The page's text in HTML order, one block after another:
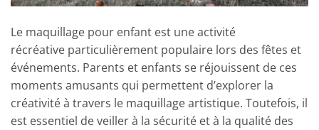
Le maquillage pour enfant est une activité
récréative particulièrement populaire lors des fêtes et
événements. Parents et enfants se réjouissent de ces
moments amusants qui permettent d’explorer la
créativité à travers le maquillage artistique. Toutefois, il
est essentiel de veiller à la sécurité et à la qualité des